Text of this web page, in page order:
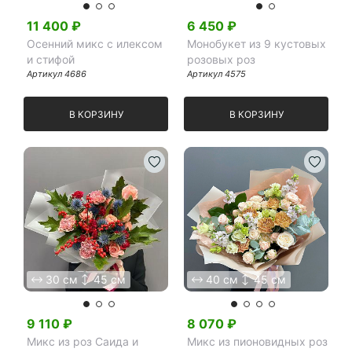
11 400 ₽
Осенний микс с илексом
и стифой
Артикул 4686
В КОРЗИНУ
6 450 ₽
Монобукет из 9 кустовых
розовых роз
Артикул 4575
В КОРЗИНУ
30 см 45 см
9 110 ₽
Микс из роз Саида и
40 см 45 см
8 070 ₽
Микс из пионовидных роз